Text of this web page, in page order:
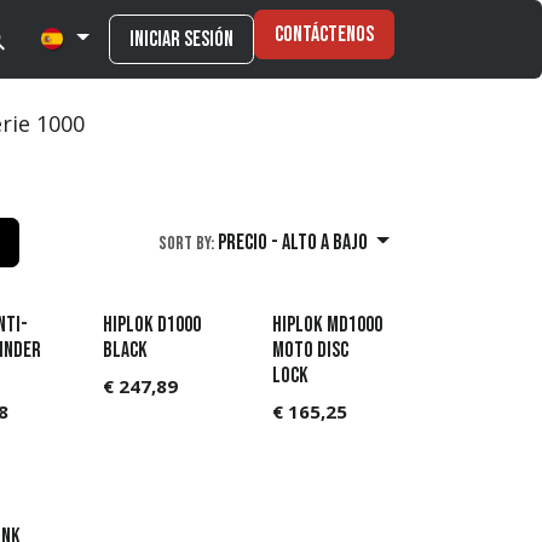
Iniciar sesión Contáctenos
1000
Sort By: Precio - alto a bajo
Hiplok D1000
Black
€ 247,89
Hiplok MD1000
Moto Disc
Lock
€ 165,25